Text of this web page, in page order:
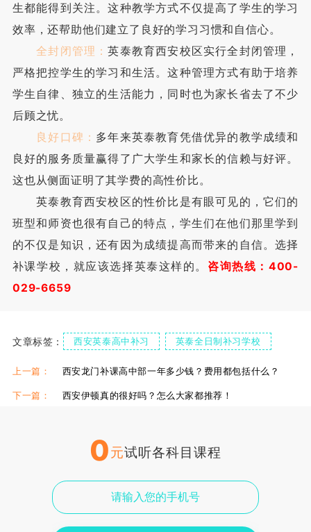
生都能得到关注。这种教学方式不仅提高了学生的学习
效率，还帮助他们建立了良好的学习习惯和自信心。
全封闭管理：英泰教育西安校区实行全封闭管理，
严格把控学生的学习和生活。这种管理方式有助于培养
学生自律、独立的生活能力，同时也为家长省去了不少
后顾之忧。
良好口碑： 多年来英泰教育凭借优异的教学成绩和
良好的服务质量赢得了广大学生和家长的信赖与好评。
这也从侧面证明了其学费的高性价比。
英泰教育西安校区的性价比是有眼可见的，它们的
班型和师资也很有自己的特点，学生们在他们那里学到
的不仅是知识，还有因为成绩提高而带来的自信。选择
补课学校，就应该选择英泰这样的。 咨询热线：400-
029-6659
文章标签： 西安英泰高中补习 英泰全日制补习学校
西安英泰高考补习学校 西安英泰全日制补习
上一篇： 西安龙门补课高中部一年多少钱？费用都包括什么？
下一篇： 西安伊顿真的很好吗？怎么大家都推荐！
0元试听各科目课程